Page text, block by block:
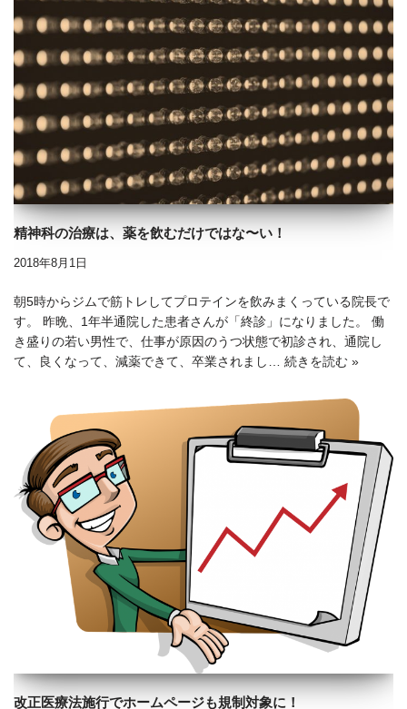
精神科の治療は、薬を飲むだけではな〜い！
2018年8月1日
朝5時からジムで筋トレしてプロテインを飲みまくっている院長で
す。 昨晩、1年半通院した患者さんが「終診」になりました。 働
き盛りの若い男性で、仕事が原因のうつ状態で初診され、通院し
て、良くなって、減薬できて、卒業されまし… 続きを読む »
改正医療法施行でホームページも規制対象に！